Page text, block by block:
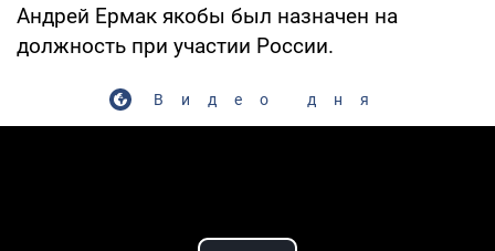
Андрей Ермак якобы был назначен на
должность при участии России.
Видео дня